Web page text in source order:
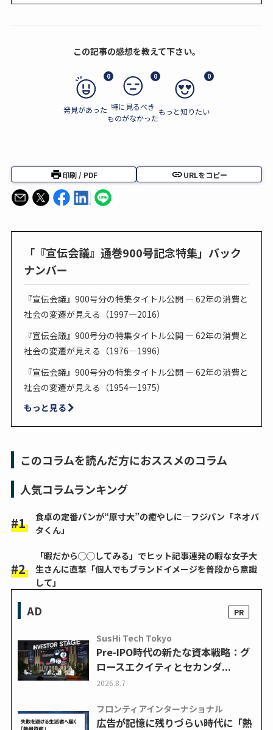
この記事の感想を教えて下さい。
0
発見があった
0
特に見るべき
ものがなかった
0
もっと知りたい
印刷 / PDF URLをコピー
「『宣伝会議』通巻900号記念特集」バック
ナンバー
『宣伝会議』900号分の特集タイトル公開 — 62年の消費と
社会の変遷が見える（1997—2016）
『宣伝会議』900号分の特集タイトル公開 — 62年の消費と
社会の変遷が見える（1976—1996）
『宣伝会議』900号分の特集タイトル公開 — 62年の消費と
社会の変遷が見える（1954—1975）
もっと見る
このコラムを読んだ方におススメのコラム
人気コラムランキング
食卓の定番パンが“原寸大”の癒やしに―フジパン「ネオバ
タくん」
「暇だから◯◯してみる」でヒット記事連発の暇な女子大
生さんに直撃「個人でもブランドイメージを普段から意識
して」
AD
SusHi Tech Tokyo
Pre-IPO時代の新たな資本戦略：グ
ロースエクイティとセカンダ...
2026.8.7
フロンティアインターナショナル
広告が記憶に残りづらい時代に「熱